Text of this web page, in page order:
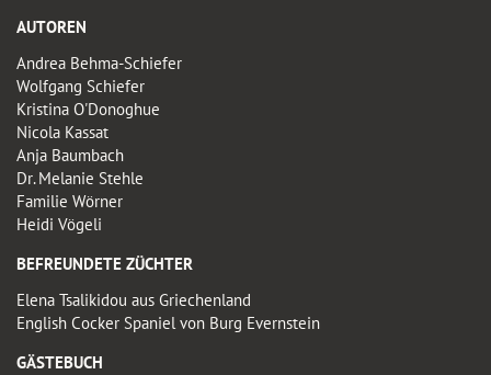
AUTOREN
Andrea Behma-Schiefer
Wolfgang Schiefer
Kristina O'Donoghue
Nicola Kassat
Anja Baumbach
Dr. Melanie Stehle
Familie Wörner
Heidi Vögeli
BEFREUNDETE ZÜCHTER
Elena Tsalikidou aus Griechenland
English Cocker Spaniel von Burg Evernstein
GÄSTEBUCH